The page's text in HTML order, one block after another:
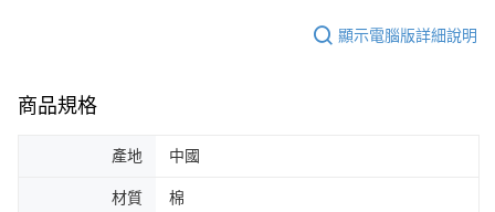
１．於結帳方式選擇「AFTEE先享後付」後，將跳轉至「AFTEE先享後付」
３．收到繳費通知簡訊後14天內，點擊此簡訊中的連結，可透過四大超商／
購買商品的店家。未經商家同意取消之訂單仍視為有效，需透過AFTEE先享
※ 交易是否成功請以「AFTEE先享後付 」之結帳頁面顯示為準，若有關於
每筆NT$70，滿NT$599(含以上)免運費
付款後萊爾富取貨
顯示電腦版詳細說明
商品規格
產地 中國
材質 棉